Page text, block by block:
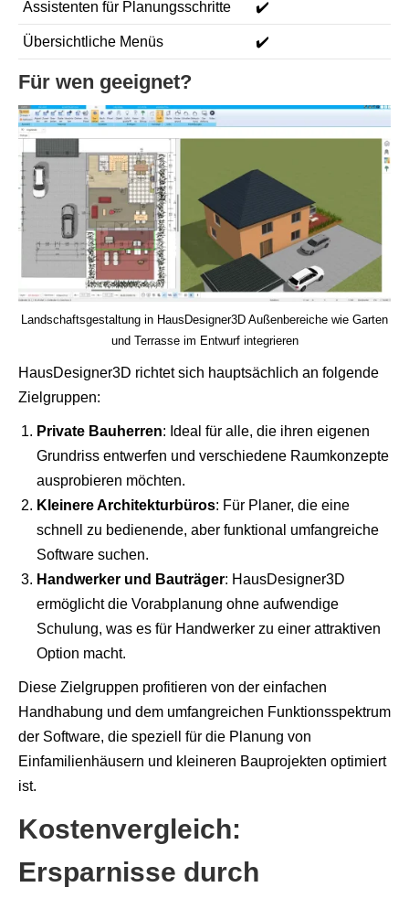
Assistenten für Planungsschritte ✔️
Übersichtliche Menüs ✔️
Für wen geeignet?
Landschaftsgestaltung in HausDesigner3D Außenbereiche wie Garten
und Terrasse im Entwurf integrieren
HausDesigner3D richtet sich hauptsächlich an folgende
Zielgruppen:
Private Bauherren: Ideal für alle, die ihren eigenen
Grundriss entwerfen und verschiedene Raumkonzepte
ausprobieren möchten.
Kleinere Architekturbüros: Für Planer, die eine
schnell zu bedienende, aber funktional umfangreiche
Software suchen.
Handwerker und Bauträger: HausDesigner3D
ermöglicht die Vorabplanung ohne aufwendige
Schulung, was es für Handwerker zu einer attraktiven
Option macht.
Diese Zielgruppen profitieren von der einfachen
Handhabung und dem umfangreichen Funktionsspektrum
der Software, die speziell für die Planung von
Einfamilienhäusern und kleineren Bauprojekten optimiert
ist.
Kostenvergleich:
Ersparnisse durch